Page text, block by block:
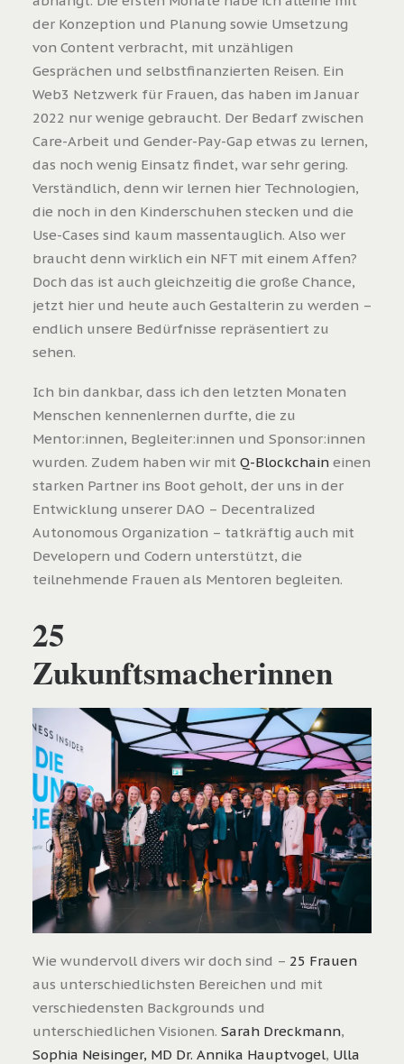
der Konzeption und Planung sowie Umsetzung
von Content verbracht, mit unzähligen
Gesprächen und selbstfinanzierten Reisen. Ein
Web3 Netzwerk für Frauen, das haben im Januar
2022 nur wenige gebraucht. Der Bedarf zwischen
Care-Arbeit und Gender-Pay-Gap etwas zu lernen,
das noch wenig Einsatz findet, war sehr gering.
Verständlich, denn wir lernen hier Technologien,
die noch in den Kinderschuhen stecken und die
Use-Cases sind kaum massentauglich. Also wer
braucht denn wirklich ein NFT mit einem Affen?
Doch das ist auch gleichzeitig die große Chance,
jetzt hier und heute auch Gestalterin zu werden –
endlich unsere Bedürfnisse repräsentiert zu
sehen.
Ich bin dankbar, dass ich den letzten Monaten
Menschen kennenlernen durfte, die zu
Mentor:innen, Begleiter:innen und Sponsor:innen
wurden. Zudem haben wir mit Q-Blockchain einen
starken Partner ins Boot geholt, der uns in der
Entwicklung unserer DAO – Decentralized
Autonomous Organization – tatkräftig auch mit
Developern und Codern unterstützt, die
teilnehmende Frauen als Mentoren begleiten.
25
Zukunftsmacherinnen
Wie wundervoll divers wir doch sind – 25 Frauen
aus unterschiedlichsten Bereichen und mit
verschiedensten Backgrounds und
unterschiedlichen Visionen. Sarah Dreckmann,
Sophia Neisinger, MD Dr. Annika Hauptvogel, Ulla